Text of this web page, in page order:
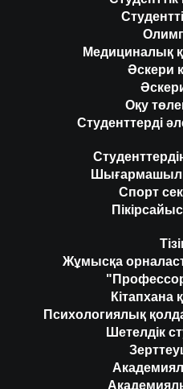
Медициналық
Әскери
Оқу
Студенттерді
Спорт
Жұмысқа
Кітапхана
Психологиялық
Шетелдік